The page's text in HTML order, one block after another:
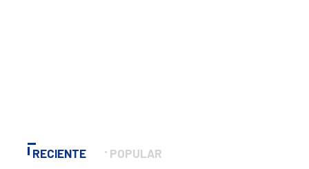
RECIENTE POPULAR